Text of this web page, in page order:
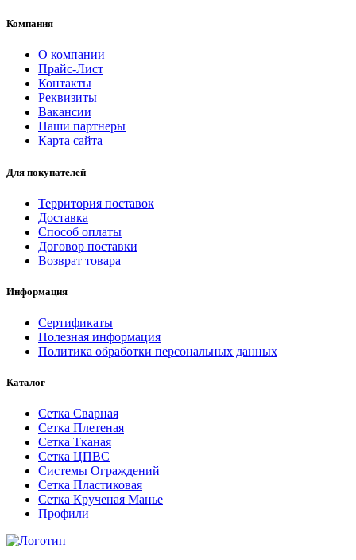
Компания
О компании
Прайс-Лист
Контакты
Реквизиты
Вакансии
Наши партнеры
Карта сайта
Для покупателей
Территория поставок
Доставка
Способ оплаты
Договор поставки
Возврат товара
Информация
Сертификаты
Полезная информация
Политика обработки персональных данных
Каталог
Сетка Сварная
Сетка Плетеная
Сетка Тканая
Сетка ЦПВС
Системы Ограждений
Сетка Пластиковая
Сетка Крученая Манье
Профили